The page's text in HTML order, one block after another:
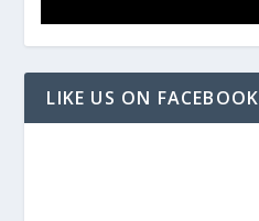
LIKE US ON FACEBOOK